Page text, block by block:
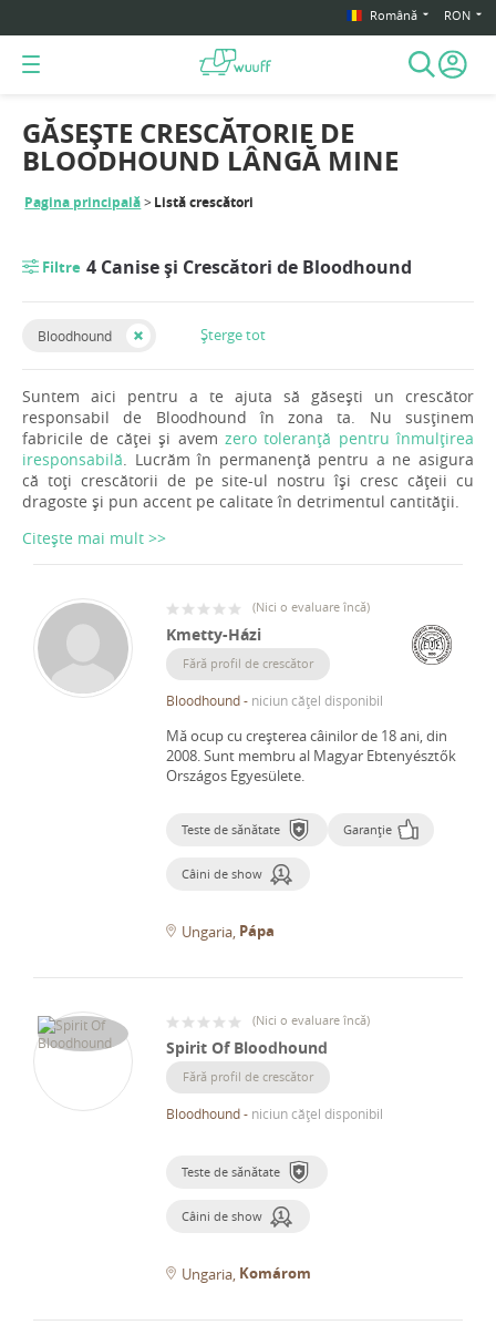
Română RON
Pagina principală Listă crescători
GĂSEȘTE CRESCĂTORIE DE
BLOODHOUND LÂNGĂ MINE
Filtre 4 Canise și Crescători de Bloodhound
Bloodhound Șterge tot
Suntem aici pentru a te ajuta să găsești un crescător
responsabil de Bloodhound în zona ta. Nu susținem
fabricile de căței și avem zero toleranță pentru înmulțirea
iresponsabilă . Lucrăm în permanență pentru a ne asigura
că toți crescătorii de pe site-ul nostru își cresc cățeii cu
dragoste și pun accent pe calitate în detrimentul cantității.
Citește mai mult >>
(Nici o evaluare încă)
Kmetty-Házi
Fără profil de crescător
Bloodhound- niciun cățel disponibil
Mă ocup cu creșterea câinilor de 18 ani, din
2008.Sunt membru al Magyar Ebtenyésztők
Országos Egyesülete.
Teste de sănătate Garanție
Câini de show
Ungaria Pápa
(Nici o evaluare încă)
Spirit Of Bloodhound
Fără profil de crescător
Bloodhound- niciun cățel disponibil
Teste de sănătate
Câini de show
Ungaria Komárom